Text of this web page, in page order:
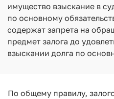
имущество взыскание в
по основному
содержат запрета на
предмет залога до
взыскании долга по
По общему правилу,